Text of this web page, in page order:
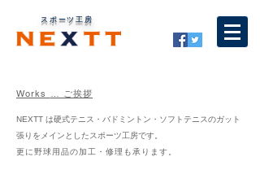
スポーツ工房
Works … ご挨拶
NEXTT は硬式テニス・バドミントン・ソフトテニスのガット
張りをメインとしたスポーツ工房です。
更に野球用品の加工・修理も承ります。